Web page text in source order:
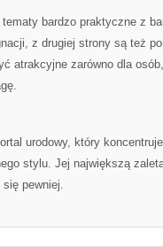
bardzo praktyczne z
z drugiej strony są też
atrakcyjne zarówno dla
urodowy, który
stylu. Jej największą
pewniej.